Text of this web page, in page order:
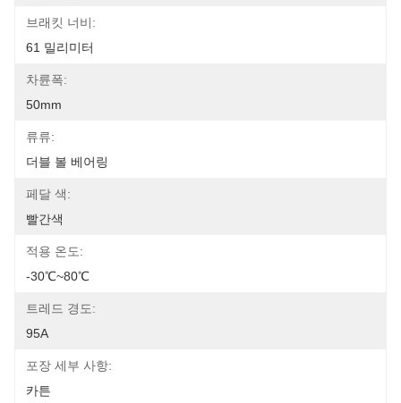
브래킷 너비:
61 밀리미터
차륜폭:
50mm
류류:
더블 볼 베어링
페달 색:
빨간색
적용 온도:
-30℃~80℃
트레드 경도:
95A
포장 세부 사항:
카튼